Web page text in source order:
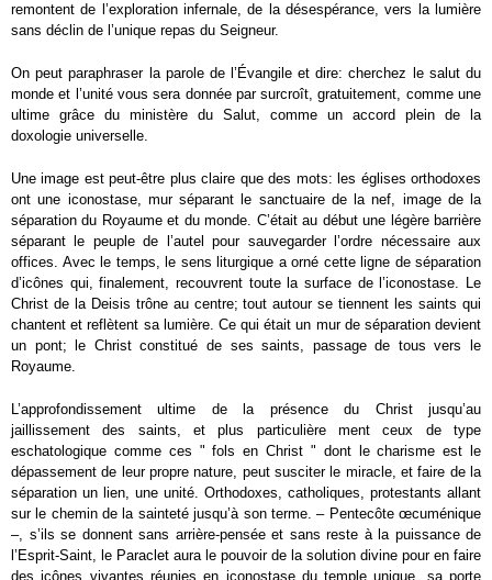
remontent de l’exploration infernale, de la désespérance, vers la lumière
sans déclin de l’unique repas du Seigneur.
On peut paraphraser la parole de l’Évangile et dire: cherchez le salut du
monde et l’unité vous sera donnée par surcroît, gratuitement, comme une
ultime grâce du ministère du Salut, comme un accord plein de la
doxologie universelle.
Une image est peut-être plus claire que des mots: les églises orthodoxes
ont une iconostase, mur séparant le sanctuaire de la nef, image de la
séparation du Royaume et du monde. C’était au début une légère barrière
séparant le peuple de l’autel pour sauvegarder l’ordre nécessaire aux
offices. Avec le temps, le sens liturgique a orné cette ligne de séparation
d’icônes qui, finalement, recouvrent toute la surface de l’iconostase. Le
Christ de la Deisis trône au centre; tout autour se tiennent les saints qui
chantent et reflètent sa lumière. Ce qui était un mur de séparation devient
un pont; le Christ constitué de ses saints, passage de tous vers le
Royaume.
L’approfondissement ultime de la présence du Christ jusqu’au
jaillissement des saints, et plus particulière ment ceux de type
eschatologique comme ces " fols en Christ " dont le charisme est le
dépassement de leur propre nature, peut susciter le miracle, et faire de la
séparation un lien, une unité. Orthodoxes, catholiques, protestants allant
sur le chemin de la sainteté jusqu’à son terme. – Pentecôte œcuménique
–, s’ils se donnent sans arrière-pensée et sans reste à la puissance de
l’Esprit-Saint, le Paraclet aura le pouvoir de la solution divine pour en faire
des icônes vivantes réunies en iconostase du temple unique, sa porte